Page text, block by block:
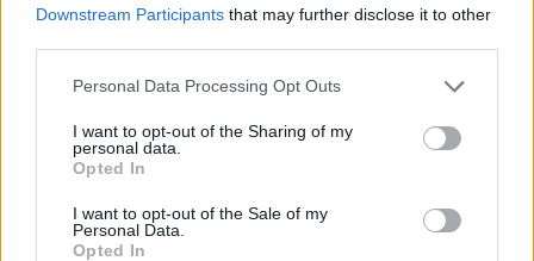
Downstream Participants that may further disclose it to other
Personal Data Processing Opt Outs
I want to opt-out of the Sharing of my
personal data.
Opted In
I want to opt-out of the Sale of my
Personal Data.
Opted In